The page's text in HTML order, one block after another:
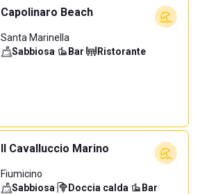
Capolinaro Beach
Santa Marinella
Sabbiosa· Bar· Ristorante
Il Cavalluccio Marino
Fiumicino
Sabbiosa· Doccia calda· Bar·